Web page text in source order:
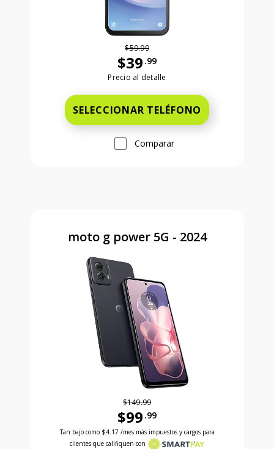
$59.99
$39 .99
Antes el precio era 59 dollars and
Precio al detalle
SELECCIONAR TELÉFONO
Comparar
moto g power 5G - 2024
$149.99
$99 .99
Antes el precio era 149 dollars and 99 cents
Tan bajo como $4.17 /mes más impuestos y cargos para
clientes que califiquen con